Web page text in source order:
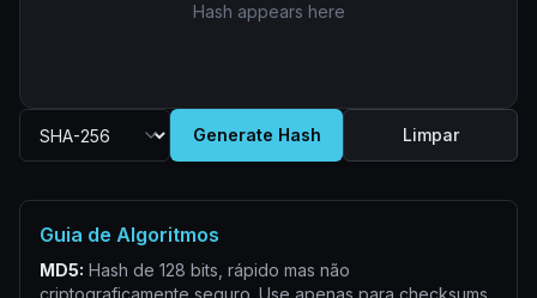
Hash appears here
Generate Hash Limpar
Guia de Algoritmos
MD5: Hash de 128 bits, rápido mas não
criptograficamente seguro. Use apenas para checksums.